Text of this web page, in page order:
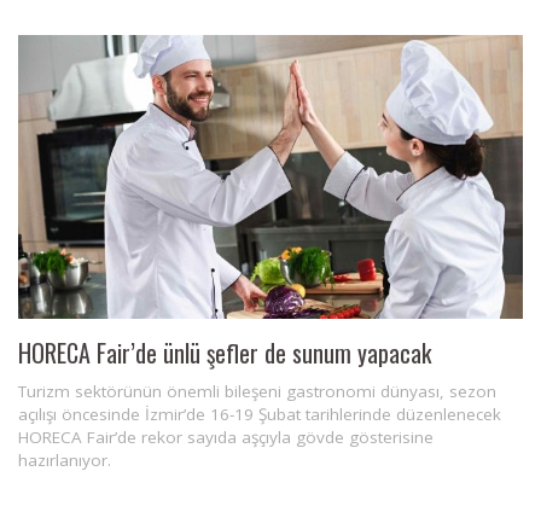
HORECA Fair’de ünlü şefler de sunum yapacak
Turizm sektörünün önemli bileşeni gastronomi dünyası, sezon
açılışı öncesinde İzmir’de 16-19 Şubat tarihlerinde düzenlenecek
HORECA Fair’de rekor sayıda aşçıyla gövde gösterisine
hazırlanıyor.